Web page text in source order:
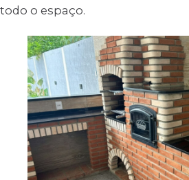
todo o espaço.